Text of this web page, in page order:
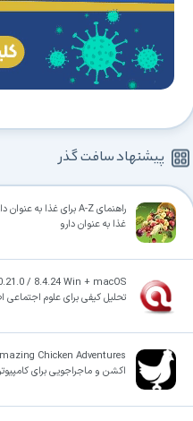
پیشنهاد سافت گذر
راهنمای A-Z برای غذا به عنوان دارو
غذا به عنوان دارو
/ 8.4.24 Win + macOS
تحلیل کیفی برای علوم
Chicken Adventures
اکشن و ماجراجویی برای